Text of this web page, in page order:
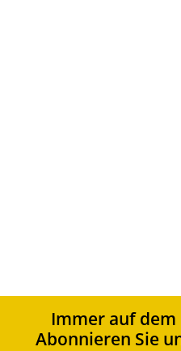
Immer auf dem
Abonnieren Sie